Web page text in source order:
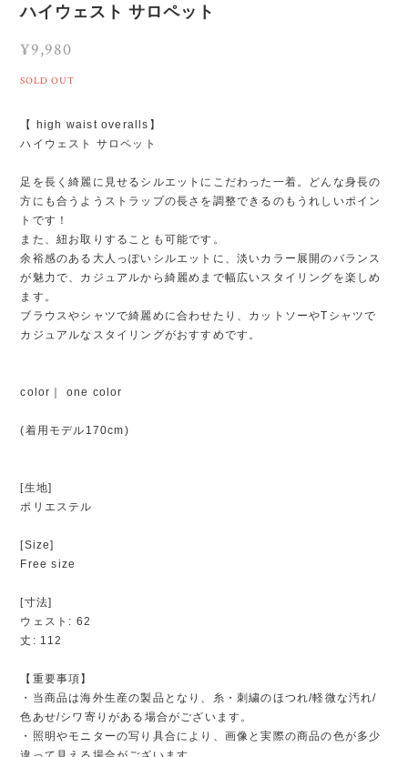
ハイウェスト サロペット
¥9,980
SOLD OUT
【 high waist overalls】
ハイウェスト サロペット
足を長く綺麗に見せるシルエットにこだわった一着。どんな身長の
方にも合うようストラップの長さを調整できるのもうれしいポイン
トです！
また、紐お取りすることも可能です。
余裕感のある大人っぽいシルエットに、淡いカラー展開のバランス
が魅力で、カジュアルから綺麗めまで幅広いスタイリングを楽しめ
ます。
ブラウスやシャツで綺麗めに合わせたり、カットソーやTシャツで
カジュアルなスタイリングがおすすめです。
color｜ one color
(着用モデル170cm)
[生地]
ポリエステル
[Size]
Free size
[寸法]
ウェスト: 62
丈: 112
【重要事項】
・当商品は海外生産の製品となり、糸・刺繍のほつれ/軽微な汚れ/
色あせ/シワ寄りがある場合がございます。
・照明やモニターの写り具合により、画像と実際の商品の色が多少